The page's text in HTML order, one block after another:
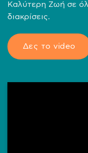
Καλύτερη Ζωή σε
διακρίσεις.
Δες το video